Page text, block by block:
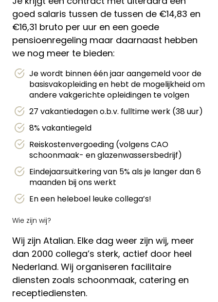
goed salaris tussen de tussen de €14,83 en
€16,31 bruto per uur en een goede
pensioenregeling maar daarnaast hebben
we nog meer te bieden:
Je wordt binnen één jaar aangemeld voor de
basisvakopleiding en hebt de mogelijkheid om
andere vakgerichte opleidingen te volgen
27 vakantiedagen o.b.v. fulltime werk (38 uur)
8% vakantiegeld
Reiskostenvergoeding (volgens CAO
schoonmaak- en glazenwassersbedrijf)
Eindejaarsuitkering van 5% als je langer dan 6
maanden bij ons werkt
En een heleboel leuke collega’s!
Wie zijn wij?
Wij zijn Atalian. Elke dag weer zijn wij, meer
dan 2000 collega’s sterk, actief door heel
Nederland. Wij organiseren facilitaire
diensten zoals schoonmaak, catering en
receptiediensten.